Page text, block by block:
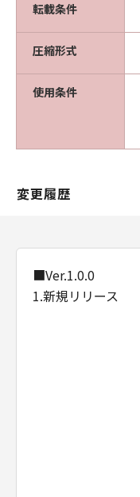
転載条件
圧縮形式
使用条件
変更履歴
■Ver.1.0.0
1.新規リリース